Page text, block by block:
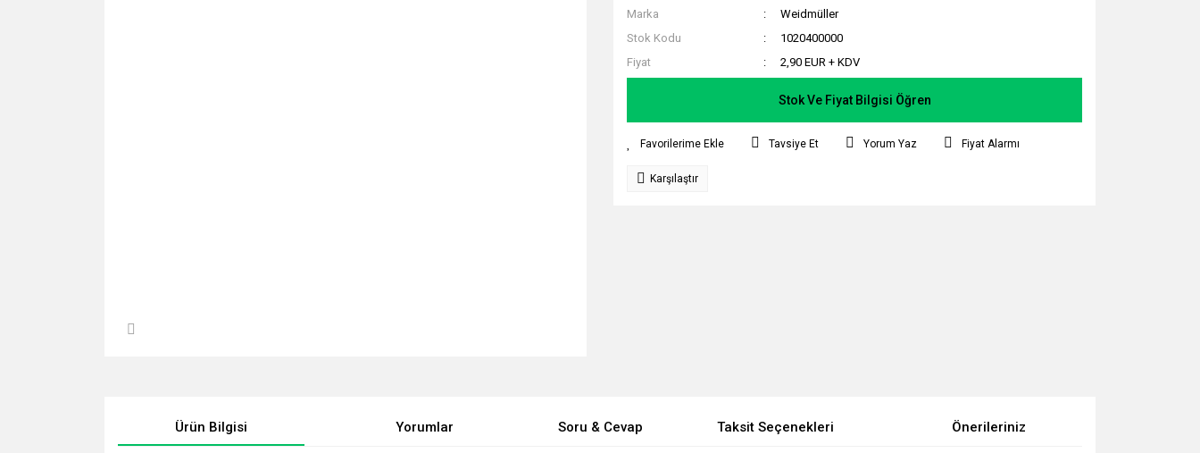
Marka
Weidmüller
Stok Kodu
1020400000
Fiyat
2,90 EUR + KDV
Stok Ve Fiyat Bilgisi Öğren
Tavsiye Et Yorum Yaz Fiyat Alarmı
Karşılaştır
Ürün Bilgisi Yorumlar Soru & Cevap Taksit Seçenekleri Önerileriniz